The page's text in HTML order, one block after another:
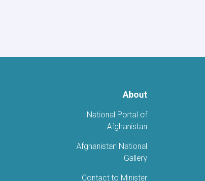
About
National Portal of
Afghanistan
Afghanistan National
Gallery
Contact to Minister